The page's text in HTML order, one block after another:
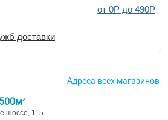
от 0Р до 490Р
доставки
Адреса всех магазинов
шоссе, 115